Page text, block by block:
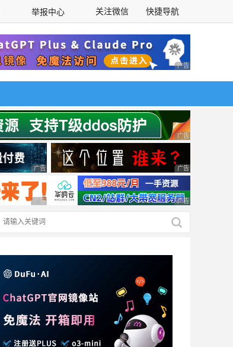
举报中心 关注微信 快捷导航
广告 商业广告，理
广告 商业广告，理
广告 商业广告，理性选择 广告 商业广告，理
广告 商业广告，理性选择 广告 商业广告，理